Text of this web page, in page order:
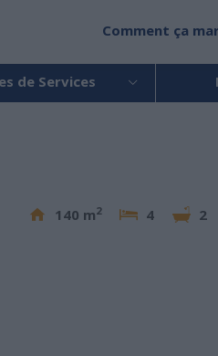
Comment ça
de Services
140 m2 4 2